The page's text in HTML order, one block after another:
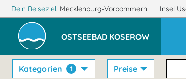
Dein Reiseziel: Mecklenburg-Vorpommern Insel
OSTSEEBAD KOSEROW
Kategorien 1 Preise